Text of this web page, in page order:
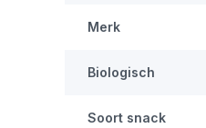
Merk
Biologisch
Soort snack